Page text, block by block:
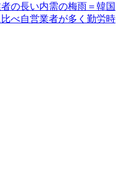
の長い内需の梅雨＝韓国
べ自営業者が多く勤労時